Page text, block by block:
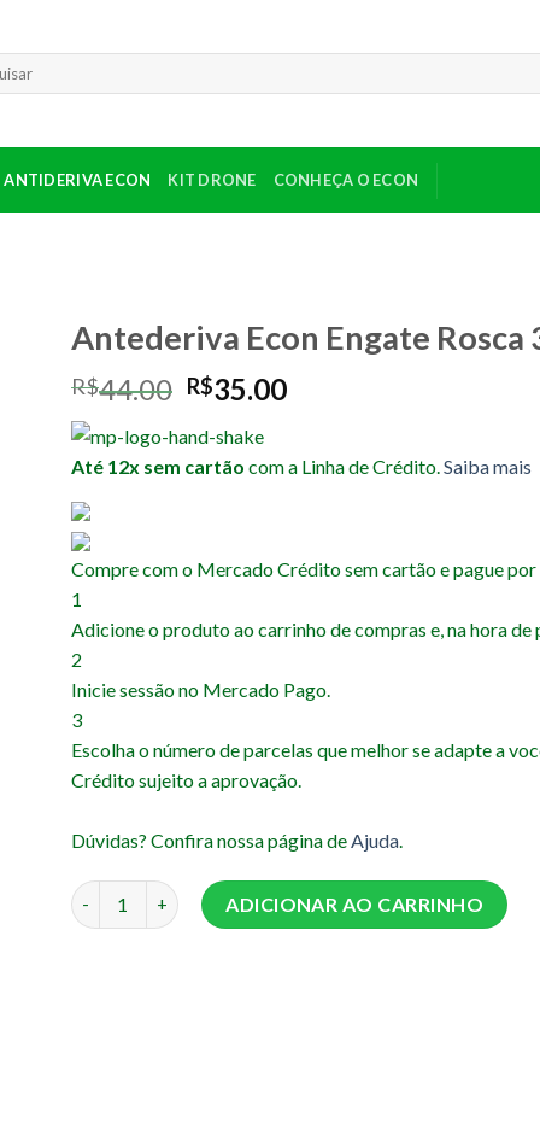
ANTIDERIVA ECON KIT DRONE CONHEÇA O ECON
Antederiva Econ Engate Rosca
R$44.00 O
original
era:
R$35.00O
é:
Até 12x sem cartão com a Linha de Crédito.Saiba mais
Compre com o Mercado Crédito sem cartão e pague por
1
Adicione o produto ao carrinho de compras e, na hora de
2
Inicie sessão no Mercado Pago.
3
Escolha o número de parcelas que melhor se adapte a
Crédito sujeito a aprovação.
Dúvidas? Confira nossa página deAjuda.
Antederiva Econ Engate Rosca 3/4 quantidade
ADICIONAR AO CARRINHO